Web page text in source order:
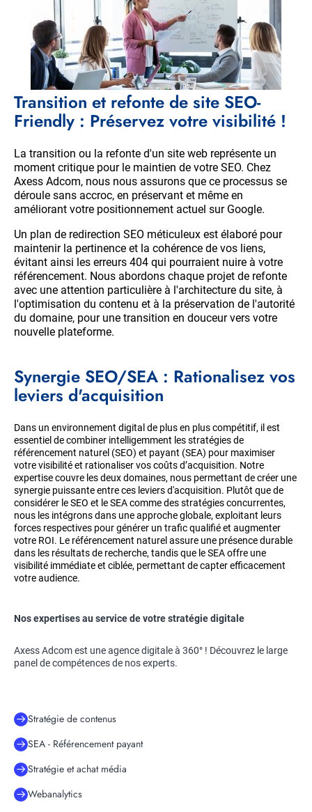
Transition et refonte de site SEO-
Friendly : Préservez votre visibilité !
La transition ou la refonte d'un site web représente un
moment critique pour le maintien de votre SEO. Chez
Axess Adcom, nous nous assurons que ce processus se
déroule sans accroc, en préservant et même en
améliorant votre positionnement actuel sur Google.
Un plan de redirection SEO méticuleux est élaboré pour
maintenir la pertinence et la cohérence de vos liens,
évitant ainsi les erreurs 404 qui pourraient nuire à votre
référencement. Nous abordons chaque projet de refonte
avec une attention particulière à l'architecture du site, à
l'optimisation du contenu et à la préservation de l'autorité
du domaine, pour une transition en douceur vers votre
nouvelle plateforme.
Synergie SEO/SEA : Rationalisez vos
leviers d'acquisition
Dans un environnement digital de plus en plus compétitif, il est
essentiel de combiner intelligemment les stratégies de
référencement naturel (SEO) et payant (SEA) pour maximiser
votre visibilité et rationaliser vos coûts d’acquisition. Notre
expertise couvre les deux domaines, nous permettant de créer une
synergie puissante entre ces leviers d'acquisition. Plutôt que de
considérer le SEO et le SEA comme des stratégies concurrentes,
nous les intégrons dans une approche globale, exploitant leurs
forces respectives pour générer un trafic qualifié et augmenter
votre ROI. Le référencement naturel assure une présence durable
dans les résultats de recherche, tandis que le SEA offre une
visibilité immédiate et ciblée, permettant de capter efficacement
votre audience.
Nos expertises au service de votre stratégie digitale
Axess Adcom est une agence digitale à 360° ! Découvrez le large
panel de compétences de nos experts.
Stratégie de contenus
SEA - Référencement payant
Stratégie et achat média
Webanalytics